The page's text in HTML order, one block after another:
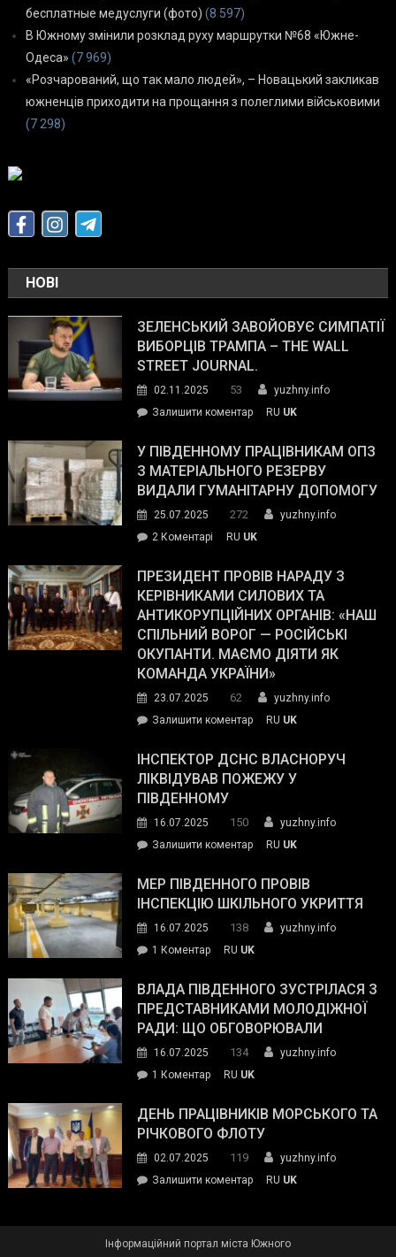
бесплатные медуслуги (фото) (8 597)
В Южному змінили розклад руху маршрутки №68 «Южне-
Одеса» (7 969)
«Розчарований, що так мало людей», – Новацький закликав
южненців приходити на прощання з полеглими військовими
(7 298)
НОВІ
ЗЕЛЕНСЬКИЙ ЗАВОЙОВУЄ СИМПАТІЇ
ВИБОРЦІВ ТРАМПА – THE WALL
STREET JOURNAL.
02.11.2025 53
yuzhny.info
Залишити коментарon
завойовує
симпатії
виборців
The
Street
Journal.
RU UK
У ПІВДЕННОМУ ПРАЦІВНИКАМ ОПЗ
З МАТЕРІАЛЬНОГО РЕЗЕРВУ
ВИДАЛИ ГУМАНІТАРНУ ДОПОМОГУ
25.07.2025 272
yuzhny.info
2 Коментарі
Південному
працівникам
ОПЗ
з
матеріального
резерву
гуманітарну
допомогу
RU UK
ПРЕЗИДЕНТ ПРОВІВ НАРАДУ З
КЕРІВНИКАМИ СИЛОВИХ ТА
АНТИКОРУПЦІЙНИХ ОРГАНІВ: «НАШ
СПІЛЬНИЙ ВОРОГ — РОСІЙСЬКІ
ОКУПАНТИ. МАЄМО ДІЯТИ ЯК
КОМАНДА УКРАЇНИ»
23.07.2025 62
yuzhny.info
Залишити коментарon
провів
нараду
силових
та
органів:
«Наш
спільний
окупанти.
Маємо
діяти
команда
RU UK
ІНСПЕКТОР ДСНС ВЛАСНОРУЧ
ЛІКВІДУВАВ ПОЖЕЖУ У
ПІВДЕННОМУ
16.07.2025 150
yuzhny.info
Залишити коментарon
ДСНС
власноруч
пожежу
у
RU UK
МЕР ПІВДЕННОГО ПРОВІВ
ІНСПЕКЦІЮ ШКІЛЬНОГО УКРИТТЯ
16.07.2025 138
yuzhny.info
1 Коментардо
Південного
провів
інспекцію
укриття
RU UK
ВЛАДА ПІВДЕННОГО ЗУСТРІЛАСЯ З
ПРЕДСТАВНИКАМИ МОЛОДІЖНОЇ
РАДИ: ЩО ОБГОВОРЮВАЛИ
16.07.2025 134
yuzhny.info
1 Коментардо
Південного
зустрілася
представниками
молодіжної
обговорювали
RU UK
ДЕНЬ ПРАЦІВНИКІВ МОРСЬКОГО ТА
РІЧКОВОГО ФЛОТУ
02.07.2025 119
yuzhny.info
Залишити коментарon
RU UK
Інформаційний портал міста Южного